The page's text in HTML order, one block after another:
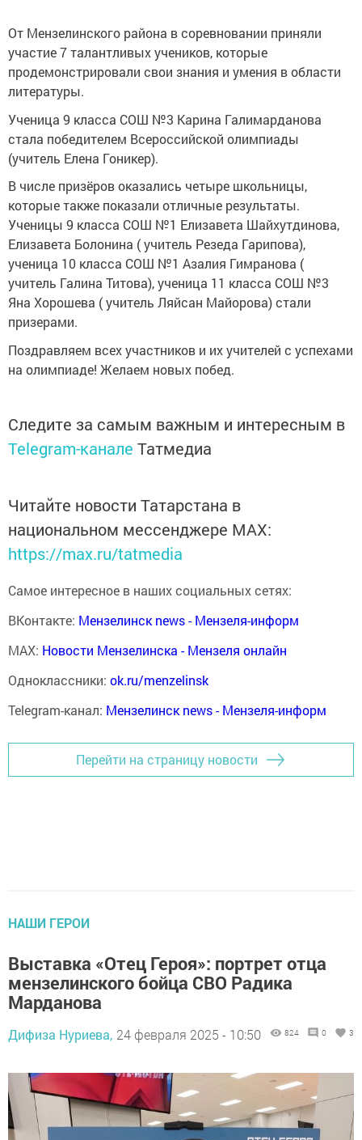
От Мензелинского района в соревновании приняли
участие 7 талантливых учеников, которые
продемонстрировали свои знания и умения в области
литературы.
Ученица 9 класса СОШ №3 Карина Галимарданова
стала победителем Всероссийской олимпиады
(учитель Елена Гоникер).
В числе призёров оказались четыре школьницы,
которые также показали отличные результаты.
Ученицы 9 класса СОШ №1 Елизавета Шайхутдинова,
Елизавета Болонина ( учитель Резеда Гарипова),
ученица 10 класса СОШ №1 Азалия Гимранова (
учитель Галина Титова), ученица 11 класса СОШ №3
Яна Хорошева ( учитель Ляйсан Майорова) стали
призерами.
Поздравляем всех участников и их учителей с успехами
на олимпиаде! Желаем новых побед.
Следите за самым важным и интересным в
Telegram-канале Татмедиа
Читайте новости Татарстана в
национальном мессенджере MАХ:
https://max.ru/tatmedia
Самое интересное в наших социальных сетях:
ВКонтакте: Мензелинск news - Мензеля-информ
MAX: Новости Мензелинска - Мензеля онлайн
Одноклассники: ok.ru/menzelinsk
Telegram-канал: Мензелинск news - Мензеля-информ
Перейти на страницу новости
НАШИ ГЕРОИ
Выставка «Отец Героя»: портрет отца
мензелинского бойца СВО Радика
Марданова
Дифиза Нуриева, 24 февраля 2025 - 10:50 824 0 3